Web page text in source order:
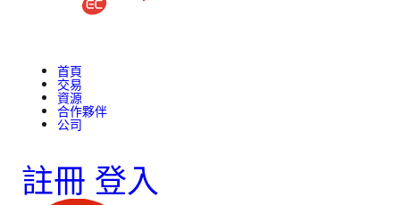
首頁
交易
資源
合作夥伴
公司
註冊 登入